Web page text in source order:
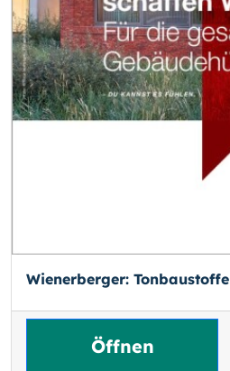
Wienerberger: Tonbaustoffe
Öffnen